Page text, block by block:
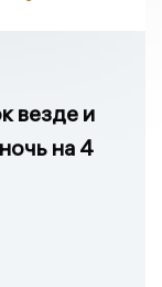
везде и
на 4